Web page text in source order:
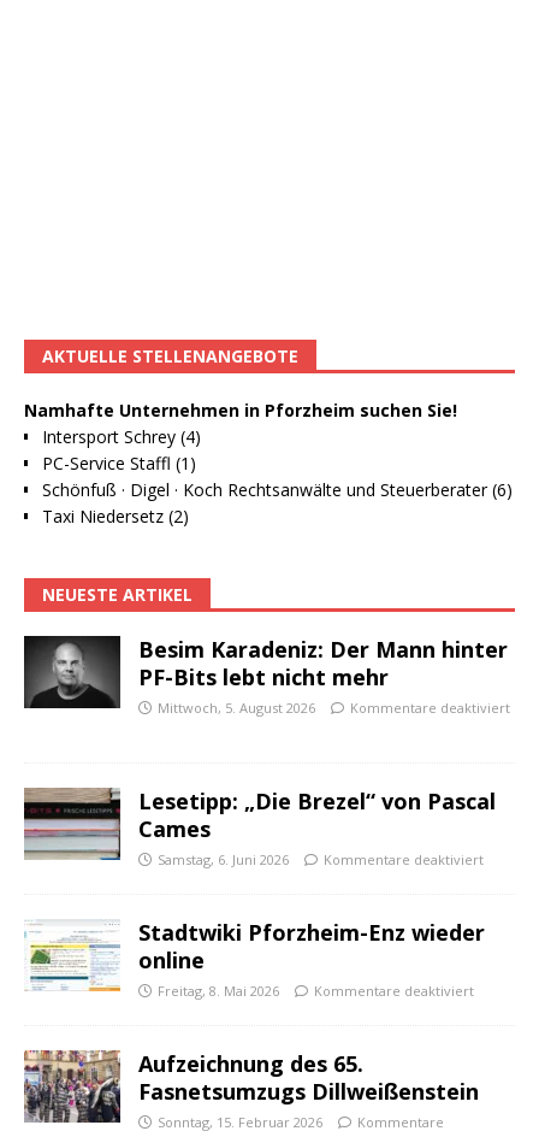
AKTUELLE STELLENANGEBOTE
Namhafte Unternehmen in Pforzheim suchen Sie!
Intersport Schrey (4)
PC-Service Staffl (1)
Schönfuß · Digel · Koch Rechtsanwälte und Steuerberater (6)
Taxi Niedersetz (2)
NEUESTE ARTIKEL
Besim Karadeniz: Der Mann hinter
PF-Bits lebt nicht mehr
Mittwoch, 5. August 2026 Kommentare deaktiviert
Lesetipp: „Die Brezel“ von Pascal
Cames
Samstag, 6. Juni 2026 Kommentare deaktiviert
Stadtwiki Pforzheim-Enz wieder
online
Freitag, 8. Mai 2026 Kommentare deaktiviert
Aufzeichnung des 65.
Fasnetsumzugs Dillweißenstein
Sonntag, 15. Februar 2026
Kommentare